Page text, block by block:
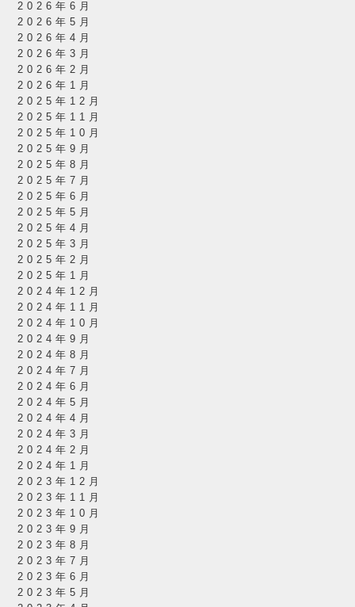
2026年6月
2026年5月
2026年4月
2026年3月
2026年2月
2026年1月
2025年12月
2025年11月
2025年10月
2025年9月
2025年8月
2025年7月
2025年6月
2025年5月
2025年4月
2025年3月
2025年2月
2025年1月
2024年12月
2024年11月
2024年10月
2024年9月
2024年8月
2024年7月
2024年6月
2024年5月
2024年4月
2024年3月
2024年2月
2024年1月
2023年12月
2023年11月
2023年10月
2023年9月
2023年8月
2023年7月
2023年6月
2023年5月